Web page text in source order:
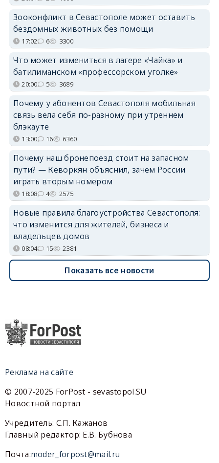
Зооконфликт в Севастополе может оставить
бездомных животных без помощи
17:02 6 3300
Что может измениться в лагере «Чайка» и
батилиманском «профессорском уголке»
20:00 5 3689
Почему у абонентов Севастополя мобильная
связь вела себя по-разному при утреннем
блэкауте
13:00 16 6360
Почему наш бронепоезд стоит на запасном
пути? — Кеворкян объяснил, зачем России
играть вторым номером
18:08 4 2575
Новые правила благоустройства Севастополя:
что изменится для жителей, бизнеса и
владельцев домов
08:04 15 2381
Показать все новости
Реклама на сайте
© 2007-2025 ForPost - sevastopol.SU
Новостной портал
Учредитель: С.П. Кажанов
Главный редактор: Е.В. Бубнова
Почта:moder_forpost@mail.ru